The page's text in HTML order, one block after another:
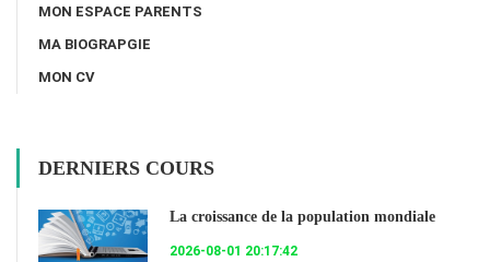
MON ESPACE PARENTS
MA BIOGRAPGIE
MON CV
DERNIERS COURS
La croissance de la population mondiale
2026-08-01 20:17:42